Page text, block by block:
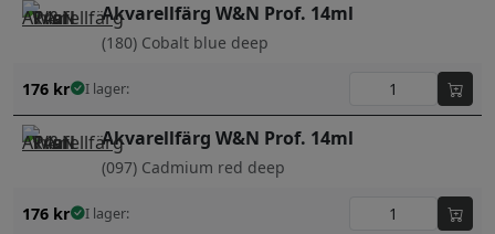
Akvarellfärg W&N Prof. 14ml
(180) Cobalt blue deep
176 kr I lager:
Akvarellfärg W&N Prof. 14ml
(097) Cadmium red deep
176 kr I lager: